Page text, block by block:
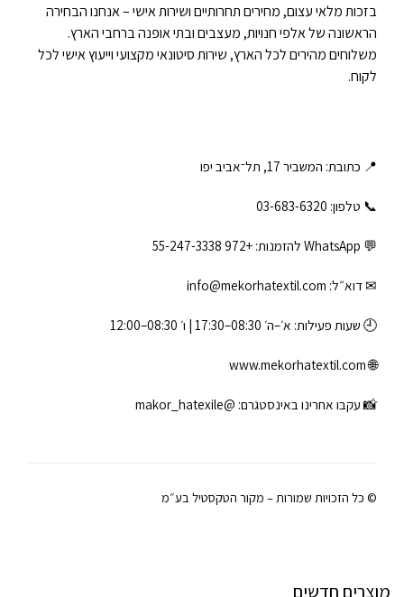
בזכות מלאי עצום, מחירים תחרותיים ושירות אישי – אנחנו הבחירה
הראשונה של אלפי חנויות, מעצבים ובתי אופנה ברחבי הארץ.
משלוחים מהירים לכל הארץ, שירות סיטונאי מקצועי וייעוץ אישי לכל
לקוח.
📍 כתובת: המשביר 17, תל־אביב יפו
📞 טלפון: ‎03-683-6320
💬 WhatsApp להזמנות: +972 55-247-3338
✉ דוא״ל: info@mekorhatextil.com
🕘 שעות פעילות: א׳–ה׳ 08:30–17:30 | ו׳ 08:30–12:00
🌐
www.mekorhatextil.com
📸 עקבו אחרינו באינסטגרם: @makor_hatexile
© כל הזכויות שמורות – מקור הטקסטיל בע״מ
מוצרים חדשים